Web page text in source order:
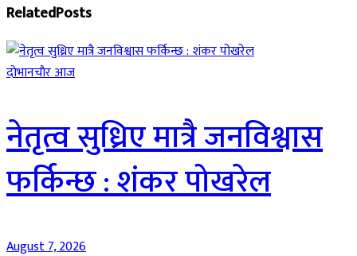
RelatedPosts
दाेभानचाैर आज
नेतृत्व सुध्रिए मात्रै जनविश्वास
फर्किन्छ : शंकर पोखरेल
August 7, 2026